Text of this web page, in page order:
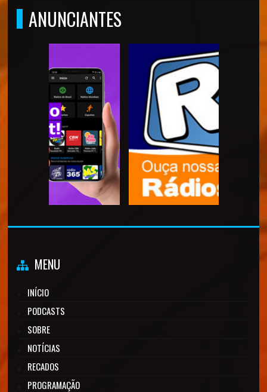
ANUNCIANTES
MENU
INÍCIO
PODCASTS
SOBRE
NOTÍCIAS
RECADOS
PROGRAMAÇÃO